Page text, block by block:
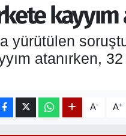
kayyım
yürütülen
atanırken,
A- A+